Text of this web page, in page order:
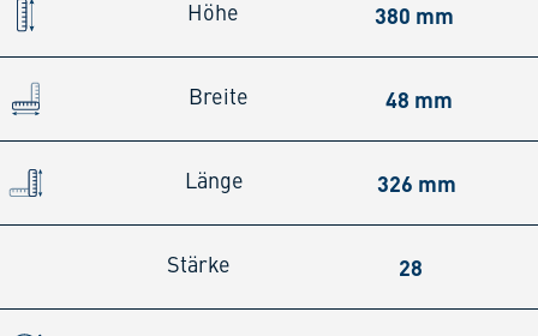
Höhe 380 mm
Breite 48 mm
Länge 326 mm
Stärke 28